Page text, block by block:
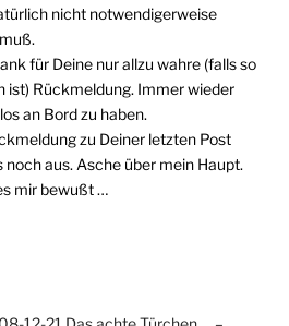
nicht notwendigerweise
für Deine nur allzu wahre (falls so
ist) Rückmeldung. Immer wieder
an Bord zu haben.
zu Deiner letzten Post
noch aus. Asche über mein Haupt.
mir bewußt …